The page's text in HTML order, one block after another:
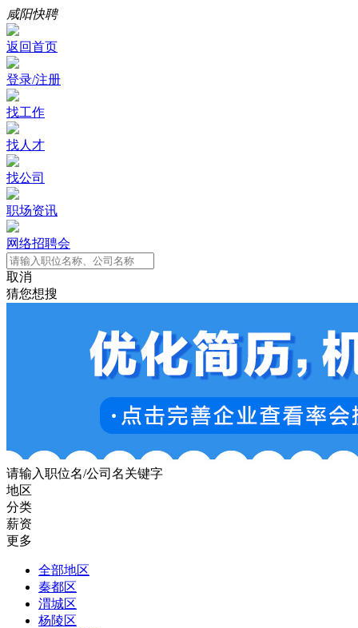
咸阳快聘
返回首页
登录/注册
找工作
找人才
找公司
职场资讯
网络招聘会
取消
猜您想搜
请输入职位名/公司名关键字
地区
分类
薪资
更多
全部地区
秦都区
渭城区
杨陵区